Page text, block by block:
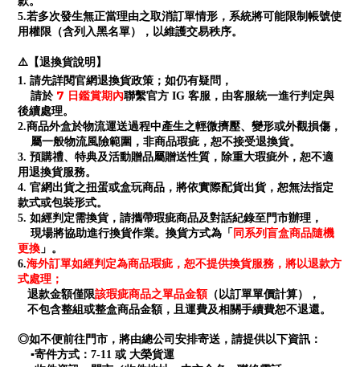
5.若多次發生無正當理由之取消訂單情形，系統將可能限制帳號使
用權限（含列入黑名單），以維護交易秩序。
⚠️【退換貨說明】
1. 請先詳閱官網退換貨政策；如仍有疑問，
請於 7 日鑑賞期內聯繫官方 IG 客服，由客服統一進行判定與
後續處理。
2.商品外盒於物流運送過程中產生之輕微擠壓、變形或外觀損傷，
屬一般物流風險範圍，非商品瑕疵，恕不接受退換貨。
3. 預購禮、特典及活動贈品屬贈送性質，除重大瑕疵外，恕不適
用退換貨服務。
4. 官網出貨之扭蛋或盒玩商品，將依實際配貨出貨，恕無法指定
款式或包裝形式。
5. 如經判定需換貨，請攜帶瑕疵商品及對話紀錄至門市辦理，
現場將協助進行換貨作業。換貨方式為「同系列盲盒商品隨機
更換 」。
6.海外訂單如經判定為商品瑕疵，恕不提供換貨服務，將以退款方
式處理；
退款金額僅限該瑕疵商品之單品金額（以訂單單價計算），
不包含整組或整盒商品金額，且運費及相關手續費恕不退還。
◎如不便前往門市，將由總公司安排寄送，請提供以下資訊：
▪寄件方式：7-11 或 大榮貨運